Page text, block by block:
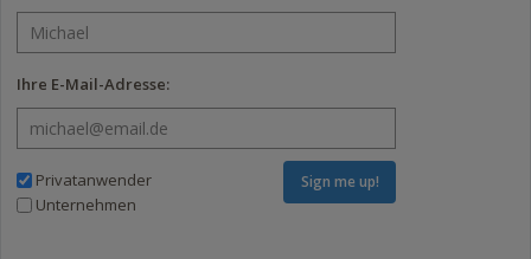
Ihre E-Mail-Adresse:
Sign me up!
Privatanwender
Unternehmen